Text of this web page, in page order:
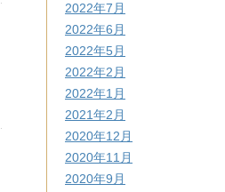
2022年7月
2022年6月
2022年5月
2022年2月
2022年1月
2021年2月
2020年12月
2020年11月
2020年9月